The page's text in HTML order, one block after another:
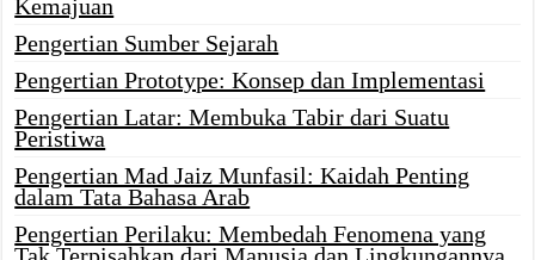
Kemajuan
Pengertian Sumber Sejarah
Pengertian Prototype: Konsep dan Implementasi
Pengertian Latar: Membuka Tabir dari Suatu
Peristiwa
Pengertian Mad Jaiz Munfasil: Kaidah Penting
dalam Tata Bahasa Arab
Pengertian Perilaku: Membedah Fenomena yang